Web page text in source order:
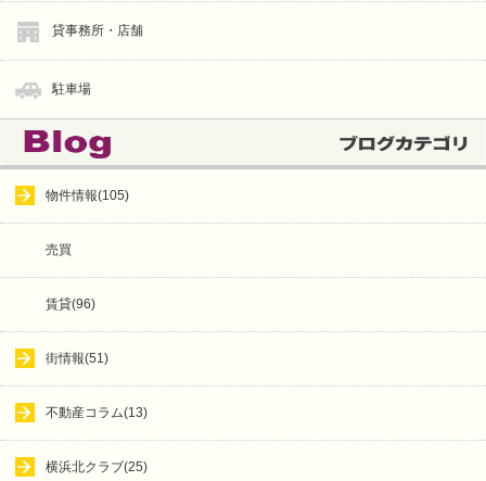
貸事務所・店舗
駐車場
物件情報(105)
売買
賃貸(96)
街情報(51)
不動産コラム(13)
横浜北クラブ(25)